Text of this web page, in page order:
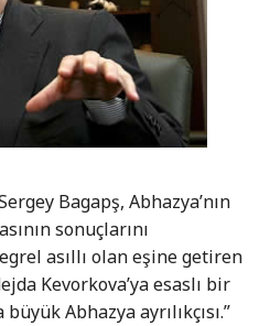
Bagapş, Abhazya’nın
sonuçlarını
asıllı olan eşine getiren
Kevorkova’ya esaslı bir
Abhazya ayrılıkçısı.”